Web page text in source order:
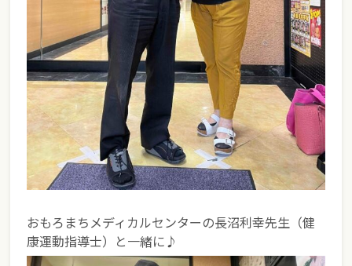
おもろまちメディカルセンターの長沼利幸先生（健
康運動指導士）と一緒に♪